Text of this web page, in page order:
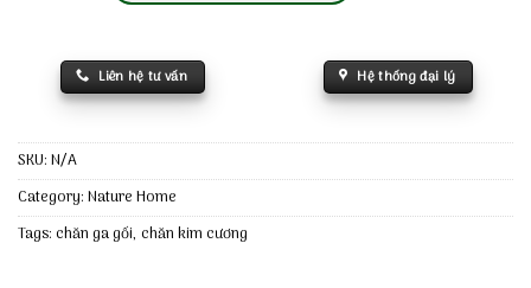
Liên hệ tư vấn Hệ thống đại lý
SKU:N/A
Category:Nature Home
Tags:chăn ga gối, chăn kim cương